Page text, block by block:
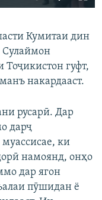
480p
360p
480p
Кумитаи дин
Сулаймон
Тоҷикистон гуфт,
накардааст.
русарӣ. Дар
дарҷ
ки
намоянд, онҳо
дар ягон
пӯшидан ё